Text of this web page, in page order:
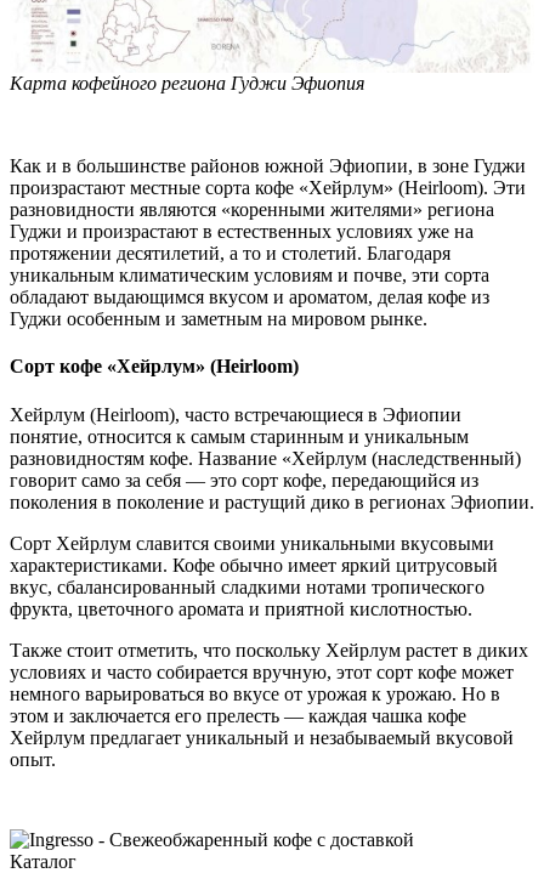
Карта кофейного региона Гуджи Эфиопия
Как и в большинстве районов южной Эфиопии, в зоне Гуджи
произрастают местные сорта кофе «Хейрлум» (Heirloom). Эти
разновидности являются «коренными жителями» региона
Гуджи и произрастают в естественных условиях уже на
протяжении десятилетий, а то и столетий. Благодаря
уникальным климатическим условиям и почве, эти сорта
обладают выдающимся вкусом и ароматом, делая кофе из
Гуджи особенным и заметным на мировом рынке.
Сорт кофе «Хейрлум» (Heirloom)
Хейрлум (Heirloom), часто встречающиеся в Эфиопии
понятие, относится к самым старинным и уникальным
разновидностям кофе. Название «Хейрлум (наследственный)
говорит само за себя — это сорт кофе, передающийся из
поколения в поколение и растущий дико в регионах Эфиопии.
Сорт Хейрлум славится своими уникальными вкусовыми
характеристиками. Кофе обычно имеет яркий цитрусовый
вкус, сбалансированный сладкими нотами тропического
фрукта, цветочного аромата и приятной кислотностью.
Также стоит отметить, что поскольку Хейрлум растет в диких
условиях и часто собирается вручную, этот сорт кофе может
немного варьироваться во вкусе от урожая к урожаю. Но в
этом и заключается его прелесть — каждая чашка кофе
Хейрлум предлагает уникальный и незабываемый вкусовой
опыт.
Каталог